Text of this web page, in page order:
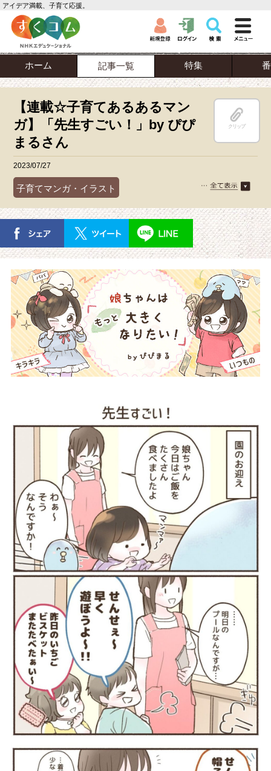
アイデア満載、子育て応援。
ホーム 記事一覧 特集
【連載☆子育てあるあるマン
ガ】「先生すごい！」by ぴぴ
まるさん
クリップ
2023/07/27
子育てマンガ・イラスト